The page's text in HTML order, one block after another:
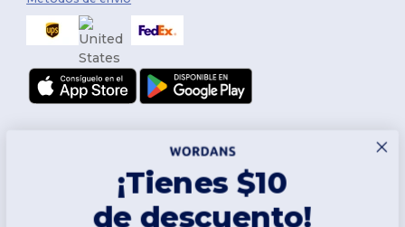
¡Tienes $10
de descuento!